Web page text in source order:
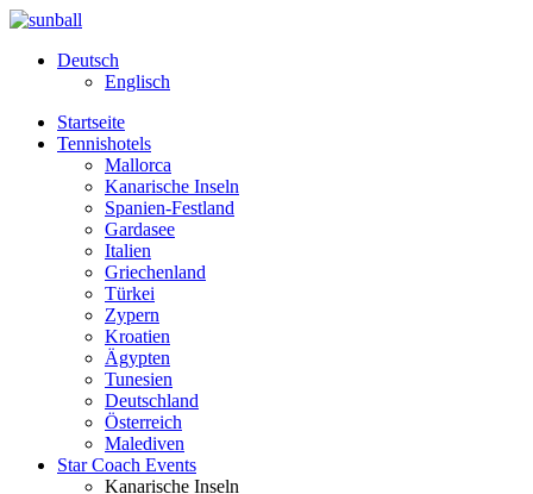
Deutsch
Englisch
Startseite
Tennishotels
Mallorca
Kanarische Inseln
Spanien-Festland
Gardasee
Italien
Griechenland
Türkei
Zypern
Kroatien
Ägypten
Tunesien
Deutschland
Österreich
Malediven
Star Coach Events
Kanarische Inseln